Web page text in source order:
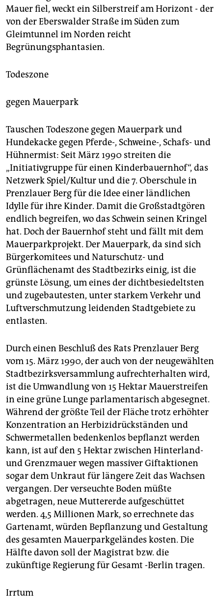
fragen & hilfe
unterstützen
abo
Mauer fiel, weckt ein Silberstreif am Horizont - der
von der Eberswalder Straße im Süden zum
Gleimtunnel im Norden reicht
Begrünungsphantasien.
Todeszone
gegen Mauerpark
Tauschen Todeszone gegen Mauerpark und
Hundekacke gegen Pferde-, Schweine-, Schafs- und
Hühnermist: Seit März 1990 streiten die
„Initiativgruppe für einen Kinderbauernhof“, das
Netzwerk Spiel/Kultur und die 7. Oberschule in
Prenzlauer Berg für die Idee einer ländlichen
Idylle für ihre Kinder. Damit die Großstadtgören
endlich begreifen, wo das Schwein seinen Kringel
hat. Doch der Bauernhof steht und fällt mit dem
Mauerparkprojekt. Der Mauerpark, da sind sich
Bürgerkomitees und Naturschutz- und
Grünflächenamt des Stadtbezirks einig, ist die
grünste Lösung, um eines der dichtbesiedeltsten
und zugebautesten, unter starkem Verkehr und
Luftverschmutzung leidenden Stadtgebiete zu
entlasten.
Durch einen Beschluß des Rats Prenzlauer Berg
vom 15. März 1990, der auch von der neugewählten
Stadtbezirksversammlung aufrechterhalten wird,
ist die Umwandlung von 15 Hektar Mauerstreifen
in eine grüne Lunge parlamentarisch abgesegnet.
Während der größte Teil der Fläche trotz erhöhter
Konzentration an Herbizidrückständen und
Schwermetallen bedenkenlos bepflanzt werden
kann, ist auf den 5 Hektar zwischen Hinterland-
und Grenzmauer wegen massiver Giftaktionen
sogar dem Unkraut für längere Zeit das Wachsen
vergangen. Der verseuchte Boden müßte
abgetragen, neue Muttererde aufgeschüttet
werden. 4,5 Millionen Mark, so errechnete das
Gartenamt, würden Bepflanzung und Gestaltung
des gesamten Mauerparkgeländes kosten. Die
Hälfte davon soll der Magistrat bzw. die
zukünftige Regierung für Gesamt -Berlin tragen.
Irrtum